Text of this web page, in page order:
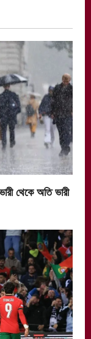
থেকে অতি ভারী